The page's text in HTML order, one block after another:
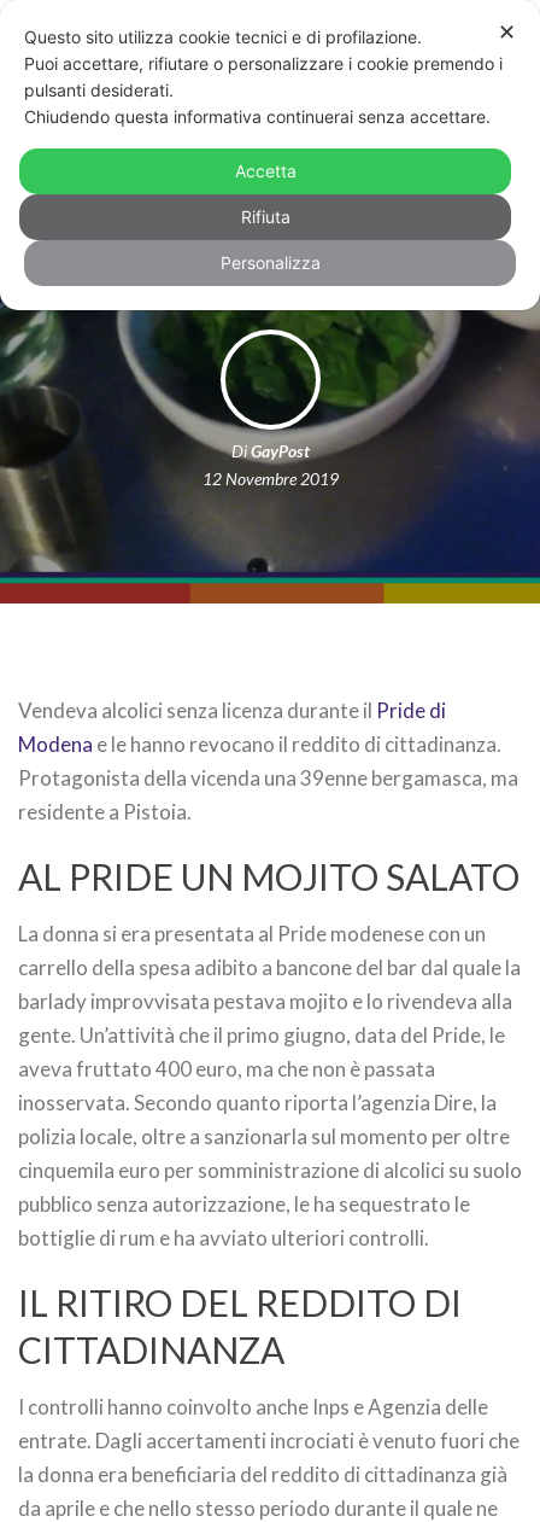
Vendeva mojito al Pride di Modena:
denunciata. Le ritirano il reddito di
cittadinanza.
DiGayPost
12 Novembre 2019
Vendeva alcolici senza licenza durante il Pride di
Modena e le hanno revocano il reddito di cittadinanza.
Protagonista della vicenda una 39enne bergamasca, ma
residente a Pistoia.
AL PRIDE UN MOJITO SALATO
La donna si era presentata al Pride modenese con un
carrello della spesa adibito a bancone del bar dal quale la
barlady improvvisata pestava mojito e lo rivendeva alla
gente. Un’attività che il primo giugno, data del Pride, le
aveva fruttato 400 euro, ma che non è passata
inosservata. Secondo quanto riporta l’agenzia Dire, la
polizia locale, oltre a sanzionarla sul momento per oltre
cinquemila euro per somministrazione di alcolici su suolo
pubblico senza autorizzazione, le ha sequestrato le
bottiglie di rum e ha avviato ulteriori controlli.
IL RITIRO DEL REDDITO DI
CITTADINANZA
I controlli hanno coinvolto anche Inps e Agenzia delle
entrate. Dagli accertamenti incrociati è venuto fuori che
la donna era beneficiaria del reddito di cittadinanza già
da aprile e che nello stesso periodo durante il quale ne
✕
Questo sito utilizza cookie tecnici e di profilazione.
Puoi accettare, rifiutare o personalizzare i cookie premendo i
pulsanti desiderati.
Chiudendo questa informativa continuerai senza accettare.
Accetta
Rifiuta
Personalizza